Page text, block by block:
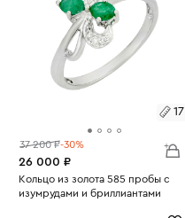
17
37 200 ₽-30%
26 000 ₽
Размеры:
Кольцо из золота 585 пробы с
изумрудами и бриллиантами